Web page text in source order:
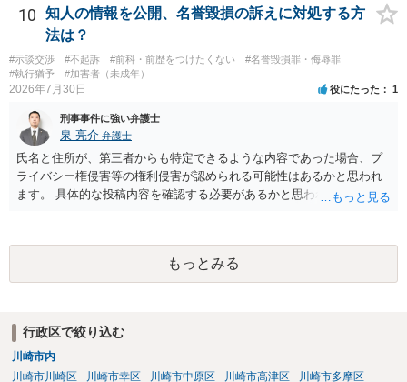
10
知人の情報を公開、名誉毀損の訴えに対処する方
法は？
#示談交渉 #不起訴 #前科・前歴をつけたくない
#名誉毀損罪・侮辱罪
#執行猶予
#加害者（未成年）
2026年7月30日 役にたった 1
刑事事件に強い弁護士
泉 亮介 弁護士
氏名と住所が、第三者からも特定できるような内容であった場合、プ
ライバシー権侵害等の権利侵害が認められる可能性はあるかと思われ
ます。 具体的な投稿内容を確認する必要があるかと思われますので、
でしょう。
もっとみる
行政区で絞り込む
川崎市内
川崎市川崎区
川崎市幸区 川崎市中原区 川崎市高津区 川崎市多摩区